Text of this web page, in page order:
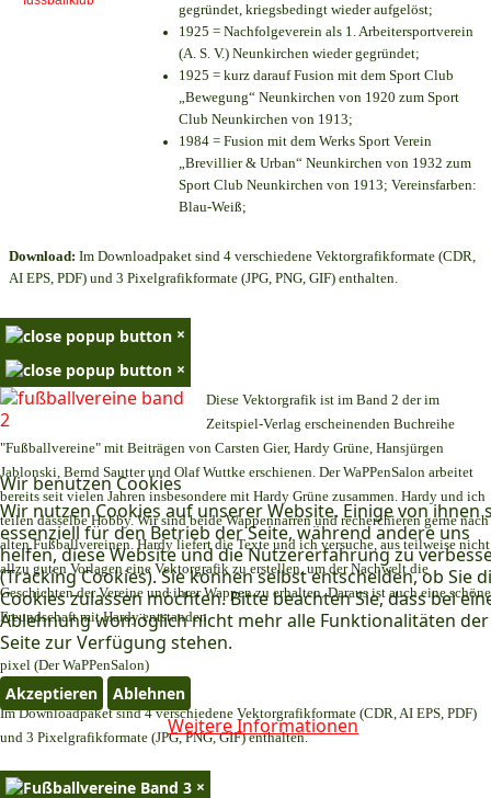
Wir benutzen Cookies
Wir nutzen Cookies auf unserer Website. Einige von ihnen
essenziell für den Betrieb der Seite, während andere uns
helfen, diese Website und die Nutzererfahrung zu
(Tracking Cookies). Sie können selbst entscheiden, ob Sie
Cookies zulassen möchten. Bitte beachten Sie, dass bei
Ablehnung womöglich nicht mehr alle Funktionalitäten der
Seite zur Verfügung stehen.
Akzeptieren Ablehnen
Weitere Informationen
gegründet, kriegsbedingt wieder aufgelöst;
1925 = Nachfolgeverein als 1. Arbeitersportverein
(A. S. V.) Neunkirchen wieder gegründet;
1925 = kurz darauf Fusion mit dem Sport Club
„Bewegung“ Neunkirchen von 1920 zum Sport
Club Neunkirchen von 1913;
1984 = Fusion mit dem Werks Sport Verein
„Brevillier & Urban“ Neunkirchen von 1932 zum
Sport Club Neunkirchen von 1913; Vereinsfarben:
Blau-Weiß;
Download: Im Downloadpaket sind 4 verschiedene Vektorgrafikformate (CDR,
AI EPS, PDF) und 3 Pixelgrafikformate (JPG, PNG, GIF) enthalten.
×
×
Diese Vektorgrafik ist im Band 2 der im
Zeitspiel-Verlag erscheinenden Buchreihe
"Fußballvereine" mit Beiträgen von Carsten Gier, Hardy Grüne, Hansjürgen
Jablonski, Bernd Sautter und Olaf Wuttke erschienen. Der WaPPenSalon arbeitet
bereits seit vielen Jahren insbesondere mit Hardy Grüne zusammen. Hardy und ich
teilen dasselbe Hobby. Wir sind beide Wappennarren und recherchieren gerne nach
alten Fußballvereinen. Hardy liefert die Texte und ich versuche, aus teilweise nicht
allzu guten Vorlagen eine Vektorgrafik zu erstellen, um der Nachwelt die
Geschichten der Vereine und ihrer Wappen zu erhalten. Daraus ist auch eine schöne
Freundschaft mit Hardy entstanden.
pixel (Der WaPPenSalon)
Im Downloadpaket sind 4 verschiedene Vektorgrafikformate (CDR, AI EPS, PDF)
und 3 Pixelgrafikformate (JPG, PNG, GIF) enthalten.
×